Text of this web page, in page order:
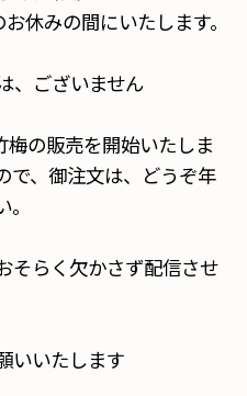
休みの間にいたします。
、ございません
の販売を開始いたしま
で、御注文は、どうぞ年
そらく欠かさず配信させ
いいたします